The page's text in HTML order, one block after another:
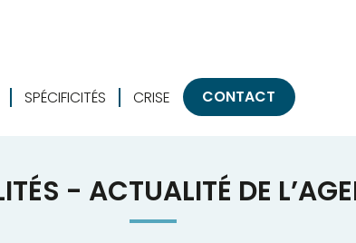
SPÉCIFICITÉS CRISE CONTACT
- ACTUALITÉ DE